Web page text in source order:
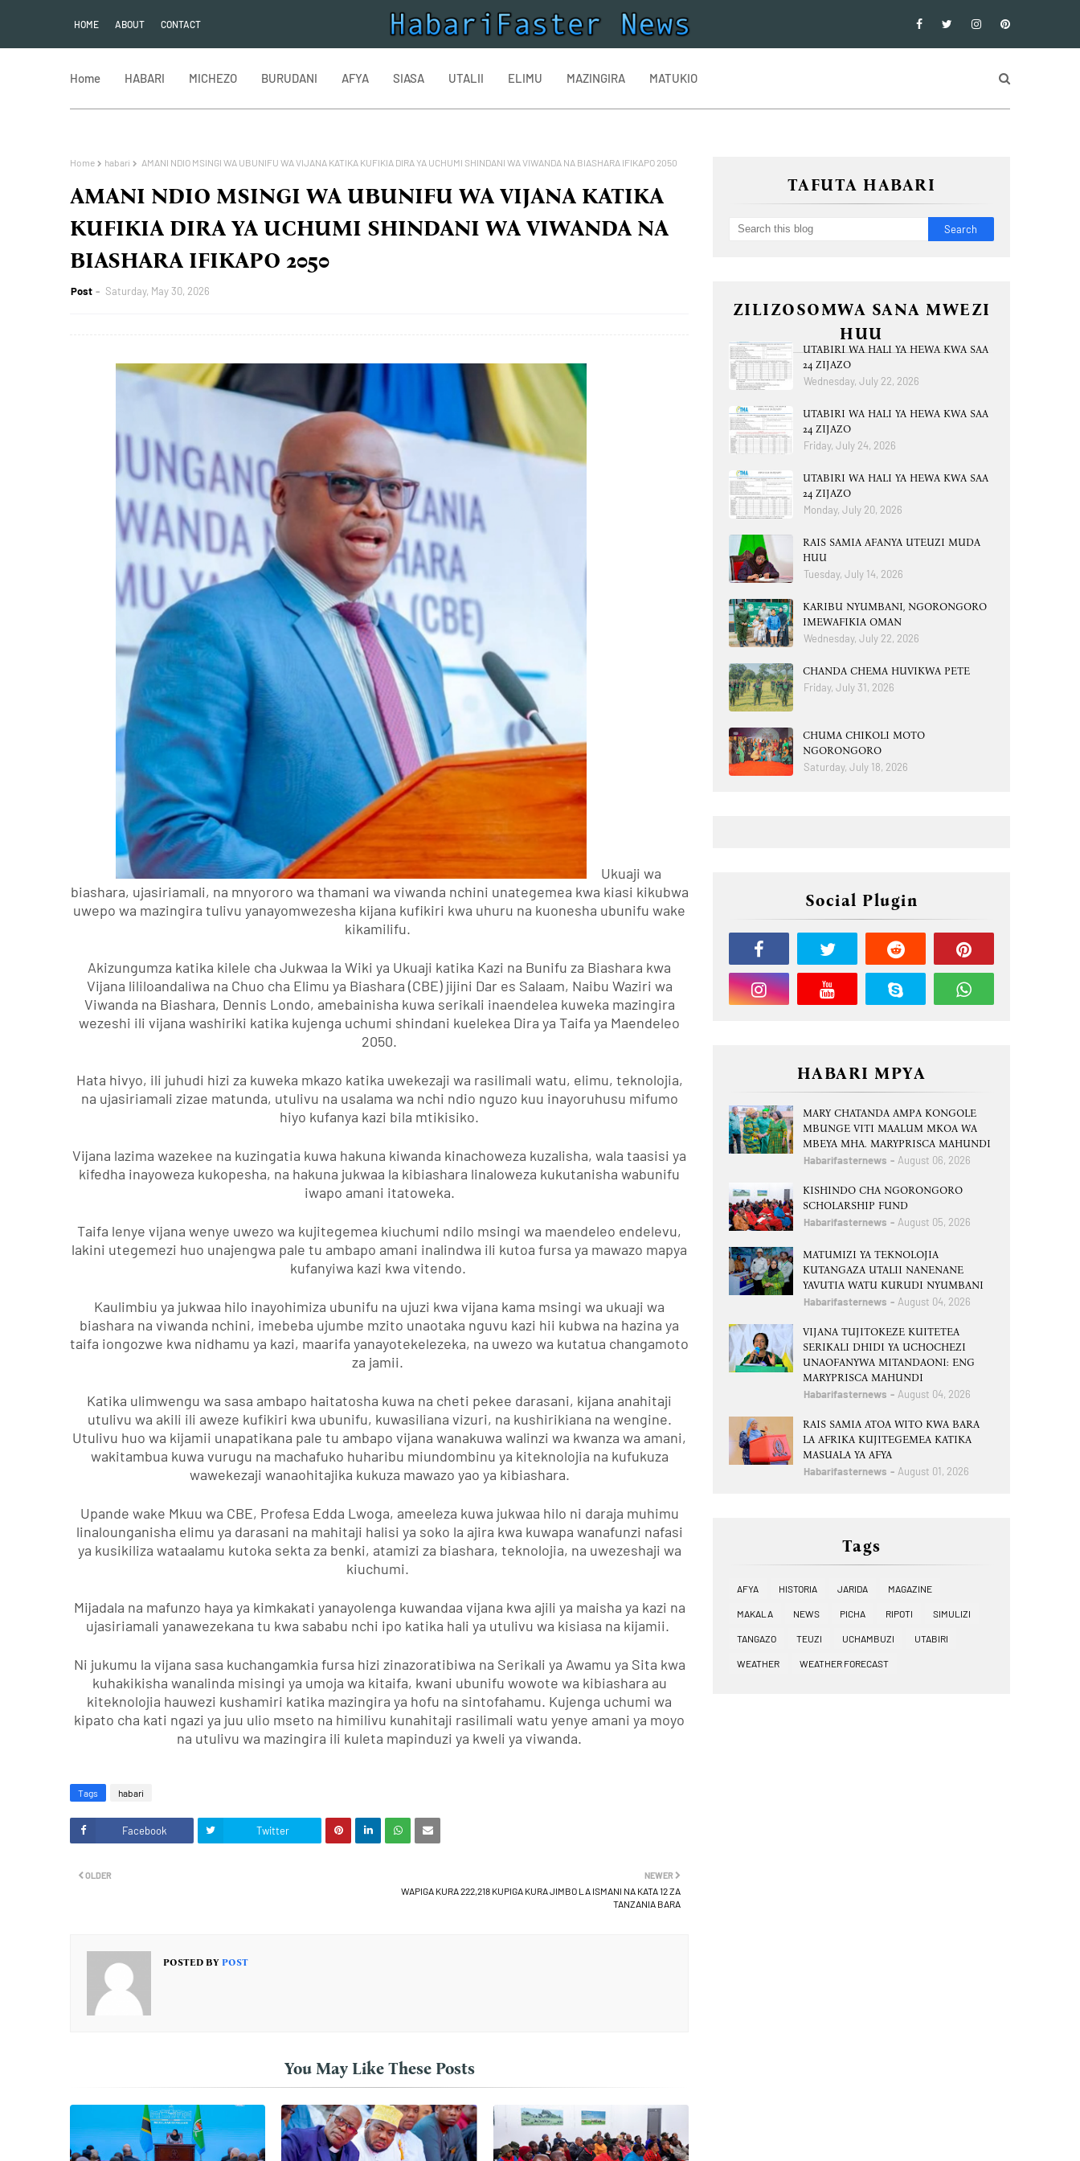
HOME ABOUT CONTACT
Home HABARI MICHEZO BURUDANI AFYA SIASA UTALII ELIMU MAZINGIRA MATUKIO
Home habari AMANI NDIO MSINGI WA UBUNIFU WA VIJANA KATIKA KUFIKIA DIRA YA UCHUMI SHINDANI WA VIWANDA NA BIASHARA IFIKAPO 2050
AMANI NDIO MSINGI WA UBUNIFU WA VIJANA KATIKA
KUFIKIA DIRA YA UCHUMI SHINDANI WA VIWANDA NA
BIASHARA IFIKAPO 2050
Post Saturday, May 30, 2026
Ukuaji wa
biashara, ujasiriamali, na mnyororo wa thamani wa viwanda nchini unategemea kwa kiasi kikubwa
uwepo wa mazingira tulivu yanayomwezesha kijana kufikiri kwa uhuru na kuonesha ubunifu wake
kikamilifu.
Akizungumza katika kilele cha Jukwaa la Wiki ya Ukuaji katika Kazi na Bunifu za Biashara kwa
Vijana lililoandaliwa na Chuo cha Elimu ya Biashara (CBE) jijini Dar es Salaam, Naibu Waziri wa
Viwanda na Biashara, Dennis Londo, amebainisha kuwa serikali inaendelea kuweka mazingira
wezeshi ili vijana washiriki katika kujenga uchumi shindani kuelekea Dira ya Taifa ya Maendeleo
2050.
Hata hivyo, ili juhudi hizi za kuweka mkazo katika uwekezaji wa rasilimali watu, elimu, teknolojia,
na ujasiriamali zizae matunda, utulivu na usalama wa nchi ndio nguzo kuu inayoruhusu mifumo
hiyo kufanya kazi bila mtikisiko.
Vijana lazima wazekee na kuzingatia kuwa hakuna kiwanda kinachoweza kuzalisha, wala taasisi ya
kifedha inayoweza kukopesha, na hakuna jukwaa la kibiashara linaloweza kukutanisha wabunifu
iwapo amani itatoweka.
Taifa lenye vijana wenye uwezo wa kujitegemea kiuchumi ndilo msingi wa maendeleo endelevu,
lakini utegemezi huo unajengwa pale tu ambapo amani inalindwa ili kutoa fursa ya mawazo mapya
kufanyiwa kazi kwa vitendo.
Kaulimbiu ya jukwaa hilo inayohimiza ubunifu na ujuzi kwa vijana kama msingi wa ukuaji wa
biashara na viwanda nchini, imebeba ujumbe mzito unaotaka nguvu kazi hii kubwa na hazina ya
taifa iongozwe kwa nidhamu ya kazi, maarifa yanayotekelezeka, na uwezo wa kutatua changamoto
za jamii.
Katika ulimwengu wa sasa ambapo haitatosha kuwa na cheti pekee darasani, kijana anahitaji
utulivu wa akili ili aweze kufikiri kwa ubunifu, kuwasiliana vizuri, na kushirikiana na wengine.
Utulivu huo wa kijamii unapatikana pale tu ambapo vijana wanakuwa walinzi wa kwanza wa amani,
wakitambua kuwa vurugu na machafuko huharibu miundombinu ya kiteknolojia na kufukuza
wawekezaji wanaohitajika kukuza mawazo yao ya kibiashara.
Upande wake Mkuu wa CBE, Profesa Edda Lwoga, ameeleza kuwa jukwaa hilo ni daraja muhimu
linalounganisha elimu ya darasani na mahitaji halisi ya soko la ajira kwa kuwapa wanafunzi nafasi
ya kusikiliza wataalamu kutoka sekta za benki, atamizi za biashara, teknolojia, na uwezeshaji wa
kiuchumi.
Mijadala na mafunzo haya ya kimkakati yanayolenga kuwandaa vijana kwa ajili ya maisha ya kazi na
ujasiriamali yanawezekana tu kwa sababu nchi ipo katika hali ya utulivu wa kisiasa na kijamii.
Ni jukumu la vijana sasa kuchangamkia fursa hizi zinazoratibiwa na Serikali ya Awamu ya Sita kwa
kuhakikisha wanalinda misingi ya umoja wa kitaifa, kwani ubunifu wowote wa kibiashara au
kiteknolojia hauwezi kushamiri katika mazingira ya hofu na sintofahamu. Kujenga uchumi wa
kipato cha kati ngazi ya juu ulio mseto na himilivu kunahitaji rasilimali watu yenye amani ya moyo
na utulivu wa mazingira ili kuleta mapinduzi ya kweli ya viwanda.
Tags habari
Facebook Twitter
NEWER
WAPIGA KURA 222,218 KUPIGA KURA JIMBO LA ISMANI NA KATA 12 ZA
TANZANIA BARA
OLDER
POSTED BY POST
You May Like These Posts
TAFUTA HABARI
ZILIZOSOMWA SANA MWEZI
HUU
UTABIRI WA HALI YA HEWA KWA SAA
24 ZIJAZO
Wednesday, July 22, 2026
UTABIRI WA HALI YA HEWA KWA SAA
24 ZIJAZO
Friday, July 24, 2026
UTABIRI WA HALI YA HEWA KWA SAA
24 ZIJAZO
Monday, July 20, 2026
RAIS SAMIA AFANYA UTEUZI MUDA
HUU
Tuesday, July 14, 2026
KARIBU NYUMBANI, NGORONGORO
IMEWAFIKIA OMAN
Wednesday, July 22, 2026
CHANDA CHEMA HUVIKWA PETE
Friday, July 31, 2026
CHUMA CHIKOLI MOTO
NGORONGORO
Saturday, July 18, 2026
Social Plugin
HABARI MPYA
MARY CHATANDA AMPA KONGOLE
MBUNGE VITI MAALUM MKOA WA
MBEYA MHA. MARYPRISCA MAHUNDI
Habarifasternews August 06, 2026
KISHINDO CHA NGORONGORO
SCHOLARSHIP FUND
Habarifasternews August 05, 2026
MATUMIZI YA TEKNOLOJIA
KUTANGAZA UTALII NANENANE
YAVUTIA WATU KURUDI NYUMBANI
Habarifasternews August 04, 2026
VIJANA TUJITOKEZE KUITETEA
SERIKALI DHIDI YA UCHOCHEZI
UNAOFANYWA MITANDAONI: ENG
MARYPRISCA MAHUNDI
Habarifasternews August 04, 2026
RAIS SAMIA ATOA WITO KWA BARA
LA AFRIKA KUJITEGEMEA KATIKA
MASUALA YA AFYA
Habarifasternews August 01, 2026
Tags
AFYA HISTORIA JARIDA MAGAZINE
MAKALA NEWS PICHA RIPOTI SIMULIZI
TANGAZO TEUZI UCHAMBUZI UTABIRI
WEATHER WEATHER FORECAST